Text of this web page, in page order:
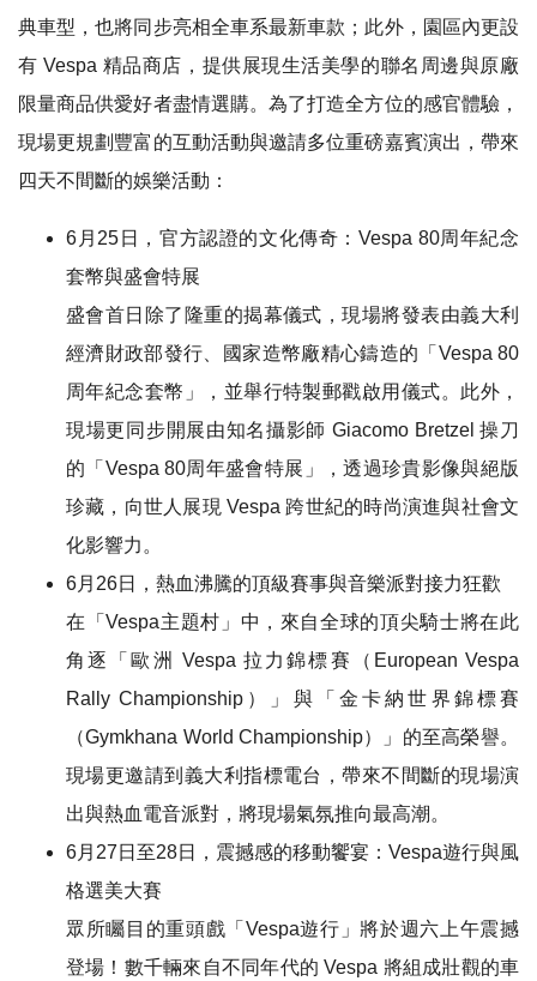
典車型，也將同步亮相全車系最新車款；此外，園區內更設
有 Vespa 精品商店，提供展現生活美學的聯名周邊與原廠
限量商品供愛好者盡情選購。為了打造全方位的感官體驗，
現場更規劃豐富的互動活動與邀請多位重磅嘉賓演出，帶來
四天不間斷的娛樂活動：
6月25日，官方認證的文化傳奇：Vespa 80周年紀念
套幣與盛會特展
盛會首日除了隆重的揭幕儀式，現場將發表由義大利
經濟財政部發行、國家造幣廠精心鑄造的「Vespa 80
周年紀念套幣」，並舉行特製郵戳啟用儀式。此外，
現場更同步開展由知名攝影師 Giacomo Bretzel 操刀
的「Vespa 80周年盛會特展」，透過珍貴影像與絕版
珍藏，向世人展現 Vespa 跨世紀的時尚演進與社會文
化影響力。
6月26日，熱血沸騰的頂級賽事與音樂派對接力狂歡
在「Vespa主題村」中，來自全球的頂尖騎士將在此
角逐「歐洲 Vespa 拉力錦標賽（European Vespa
Rally Championship）」與「金卡納世界錦標賽
（Gymkhana World Championship）」的至高榮譽。
現場更邀請到義大利指標電台，帶來不間斷的現場演
出與熱血電音派對，將現場氣氛推向最高潮。
6月27日至28日，震撼感的移動饗宴：Vespa遊行與風
格選美大賽
眾所矚目的重頭戲「Vespa遊行」將於週六上午震撼
登場！數千輛來自不同年代的 Vespa 將組成壯觀的車